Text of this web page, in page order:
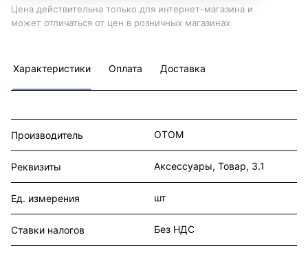
Цена действительна только для интернет-магазина и
может отличаться от цен в розничных магазинах
Характеристики Оплата Доставка
Производитель OTOM
Реквизиты Аксессуары, Товар, 3.1
Ед. измерения шт
Ставки налогов Без НДС